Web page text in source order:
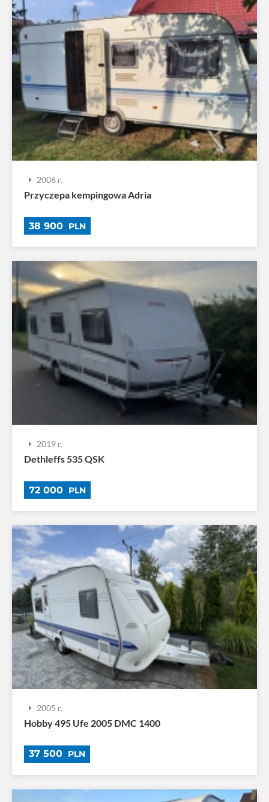
2006 r.
Przyczepa kempingowa Adria
38 900 PLN
2019 r.
Dethleffs 535 QSK
72 000 PLN
2005 r.
Hobby 495 Ufe 2005 DMC 1400
37 500 PLN